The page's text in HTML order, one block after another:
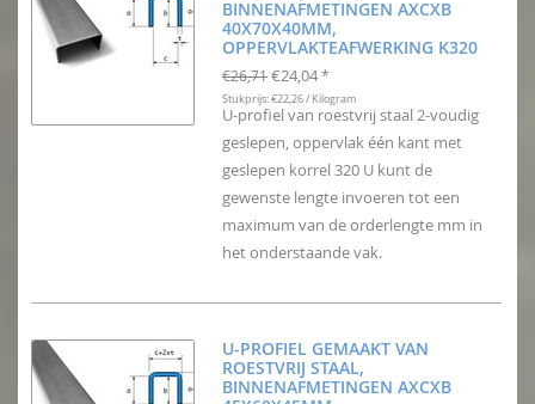
BINNENAFMETINGEN AXCXB
40X70X40MM,
OPPERVLAKTEAFWERKING K320
€26,71 €24,04 *
Stukprijs: €22,26 / Kilogram
U-profiel van roestvrij staal 2-voudig
geslepen, oppervlak één kant met
geslepen korrel 320 U kunt de
gewenste lengte invoeren tot een
maximum van de orderlengte mm in
het onderstaande vak.
U-PROFIEL GEMAAKT VAN
ROESTVRIJ STAAL,
BINNENAFMETINGEN AXCXB